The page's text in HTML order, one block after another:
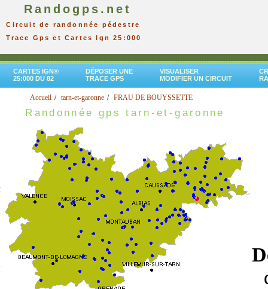
Randogps.net
Circuit de randonnée pédestre
Trace Gps et Cartes Ign 25:000
CARTES IGN®
25:000 DU 82
DÉPOSER UNE
TRACE GPS
VISUALISER
MODIFIER UN CIRCUIT
Accueil tarn-et-garonne FRAU DE BOUYSSETTE
Randonnée gps tarn-et-garonne